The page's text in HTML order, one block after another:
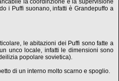
la coordinzione e la supervisione
i Puffi suonano, infatti è Grandepuffo a
le abitazioni dei Puffi sono fatte a
unco locale, infatti le dimensioni sono
popolare sovietica).
di un interno molto scarno e spoglio.